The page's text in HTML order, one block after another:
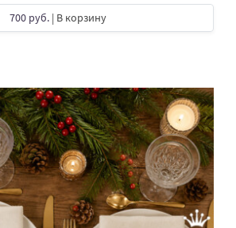
700 руб. | В корзину